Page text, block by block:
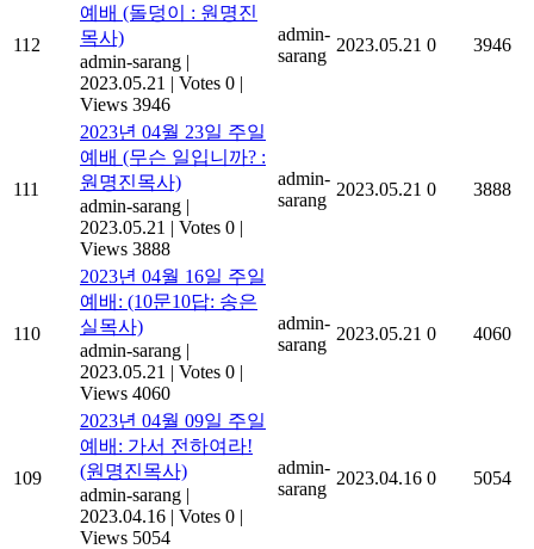
112
예배 (돌덩이 : 원명진
목사)
admin-sarang |
2023.05.21 | Votes 0 |
Views 3946
admin-
sarang
2023.05.21 0 3946
111
2023년 04월 23일 주일
예배 (무슨 일입니까? :
원명진목사)
admin-sarang |
2023.05.21 | Votes 0 |
Views 3888
admin-
sarang
2023.05.21 0 3888
110
2023년 04월 16일 주일
예배: (10문10답: 송은
실목사)
admin-sarang |
2023.05.21 | Votes 0 |
Views 4060
admin-
sarang
2023.05.21 0 4060
109
2023년 04월 09일 주일
예배: 가서 전하여라!
(원명진목사)
admin-sarang |
2023.04.16 | Votes 0 |
Views 5054
admin-
sarang
2023.04.16 0 5054